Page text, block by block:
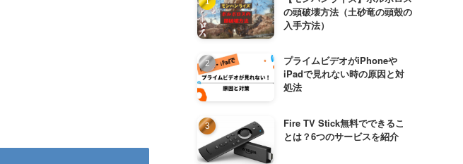
の頭破壊方法（土砂竜の頭殼の
入手方法）
プライムビデオがiPhoneや
iPadで見れない時の原因と対
処法
Fire TV Stick無料でできるこ
とは？6つのサービスを紹介